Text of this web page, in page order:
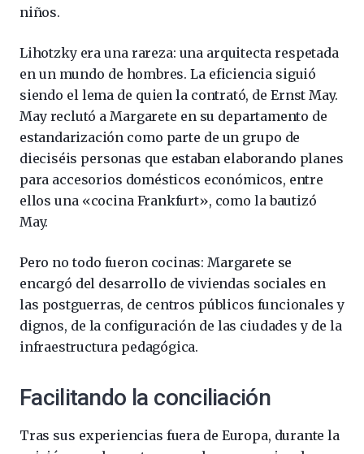
niños.
Lihotzky era una rareza: una arquitecta respetada
en un mundo de hombres. La eficiencia siguió
siendo el lema de quien la contrató, de Ernst May.
May reclutó a Margarete en su departamento de
estandarización como parte de un grupo de
dieciséis personas que estaban elaborando planes
para accesorios domésticos económicos, entre
ellos una «cocina Frankfurt», como la bautizó
May.
Pero no todo fueron cocinas: Margarete se
encargó del desarrollo de viviendas sociales en
las postguerras, de centros públicos funcionales y
dignos, de la configuración de las ciudades y de la
infraestructura pedagógica.
Facilitando la conciliación
Tras sus experiencias fuera de Europa, durante la